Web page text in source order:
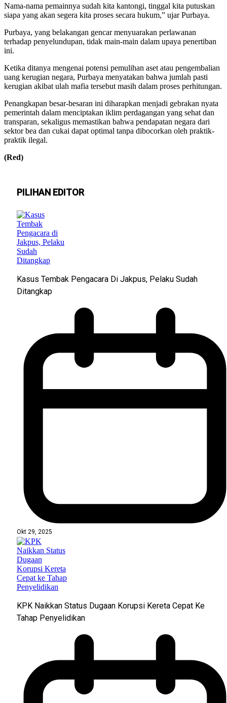
Nama-nama pemainnya sudah kita kantongi, tinggal kita putuskan
siapa yang akan segera kita proses secara hukum,” ujar Purbaya.
Purbaya, yang belakangan gencar menyuarakan perlawanan
terhadap penyelundupan, tidak main-main dalam upaya penertiban
ini.
Ketika ditanya mengenai potensi pemulihan aset atau pengembalian
uang kerugian negara, Purbaya menyatakan bahwa jumlah pasti
kerugian akibat ulah mafia tersebut masih dalam proses perhitungan.
Penangkapan besar-besaran ini diharapkan menjadi gebrakan nyata
pemerintah dalam menciptakan iklim perdagangan yang sehat dan
transparan, sekaligus memastikan bahwa pendapatan negara dari
sektor bea dan cukai dapat optimal tanpa dibocorkan oleh praktik-
praktik ilegal.
(Red)
PILIHAN EDITOR
Kasus Tembak Pengacara Di Jakpus, Pelaku Sudah
Ditangkap
Okt 29, 2025
KPK Naikkan Status Dugaan Korupsi Kereta Cepat Ke
Tahap Penyelidikan